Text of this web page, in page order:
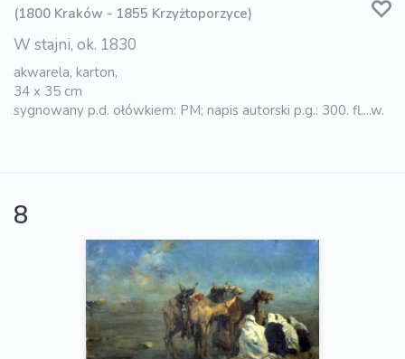
(1800 Kraków - 1855 Krzyżtoporzyce)
W stajni, ok. 1830
akwarela, karton,
34 x 35 cm
sygnowany p.d. ołówkiem: PM; napis autorski p.g.: 300. fl....w.
8